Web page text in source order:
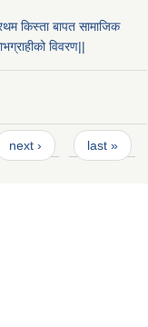
किस्ता बापत सामाजिक
विवरण||
next › last »